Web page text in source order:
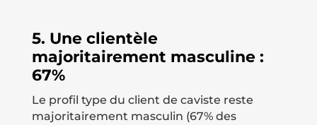
5. Une clientèle
majoritairement masculine :
67%
Le profil type du client de caviste reste
majoritairement masculin (67% des